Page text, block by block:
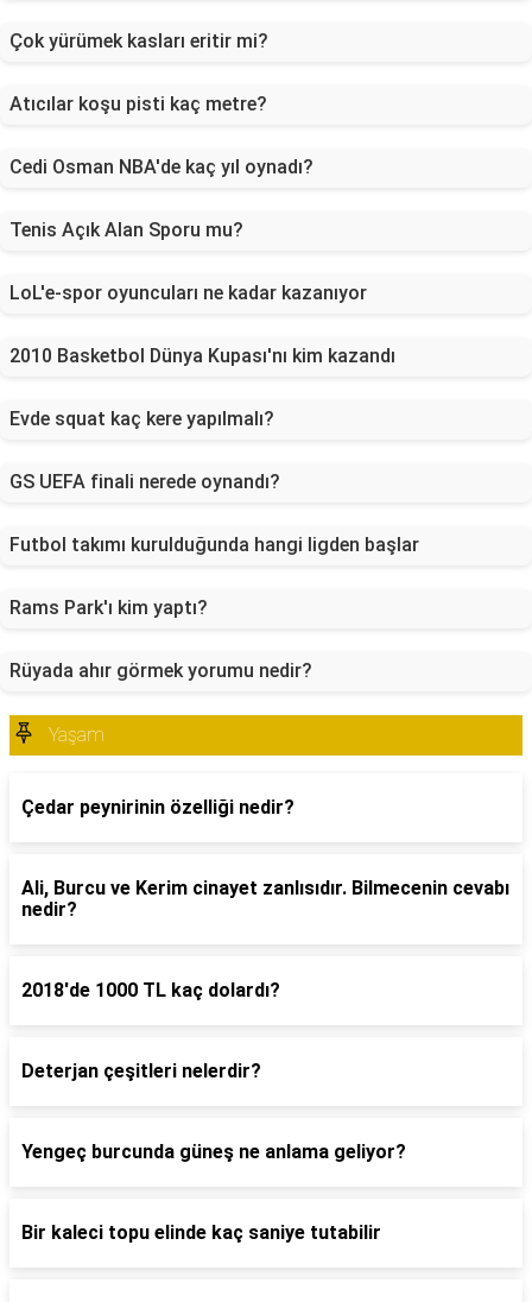
Çok yürümek kasları eritir mi?
Atıcılar koşu pisti kaç metre?
Cedi Osman NBA'de kaç yıl oynadı?
Tenis Açık Alan Sporu mu?
LoL'e-spor oyuncuları ne kadar kazanıyor
2010 Basketbol Dünya Kupası'nı kim kazandı
Evde squat kaç kere yapılmalı?
GS UEFA finali nerede oynandı?
Futbol takımı kurulduğunda hangi ligden başlar
Rams Park'ı kim yaptı?
Rüyada ahır görmek yorumu nedir?
Yaşam
Çedar peynirinin özelliği nedir?
Ali, Burcu ve Kerim cinayet zanlısıdır. Bilmecenin cevabı
nedir?
2018'de 1000 TL kaç dolardı?
Deterjan çeşitleri nelerdir?
Yengeç burcunda güneş ne anlama geliyor?
Bir kaleci topu elinde kaç saniye tutabilir